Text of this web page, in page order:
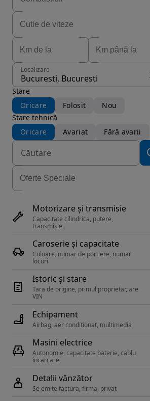
Localizare
Bucuresti, Bucuresti
Stare
Oricare
Folosit
Nou
Stare tehnică
Oricare
Avariat Fără avarii
Motorizare și transmisie
Capacitate cilindrica, putere,
transmisie
Caroserie și capacitate
Culoare, numar de portiere, numar
locuri
Istoric și stare
Tara de origine, primul proprietar, are
Echipament
Airbag, aer conditionat, multimedia
Masini electrice
Autonomie, capacitate baterie, cablu
Detalii vânzător
Se emite factura, firma, privat